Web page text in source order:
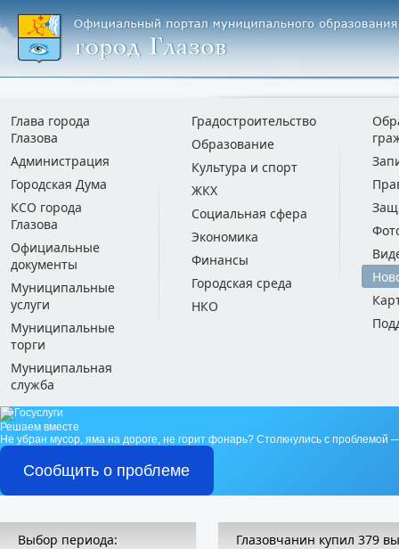
Глава города
Глазова
Администрация
Городская Дума
КСО города
Глазова
Официальные
документы
Муниципальные
услуги
Муниципальные
торги
Муниципальная
служба
Градостроительство
Образование
Культура и спорт
ЖКХ
Социальная сфера
Экономика
Финансы
Городская среда
НКО
Решаем вместе
Не убран мусор, яма на дороге, не горит фонарь? Столкнулись с проблемой
Сообщить о проблеме
Выбор периода: Глазовчанин купил 379